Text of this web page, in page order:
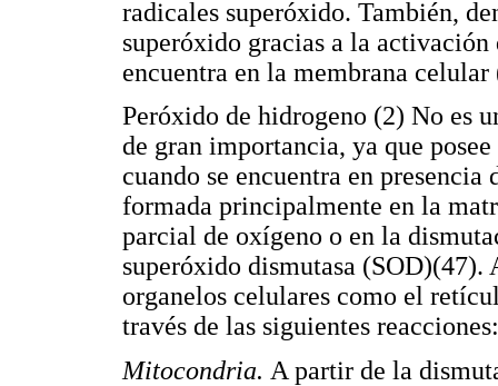
radicales superóxido. También,
superóxido gracias a la
encuentra en la membrana celular
Peróxido de hidrogeno (2) No es
de gran importancia, ya que
cuando se encuentra en
formada principalmente en la
parcial de oxígeno o en la
superóxido dismutasa (SOD)(47).
organelos celulares como el
través de las siguientes reacciones:
Mitocondria. A partir de la